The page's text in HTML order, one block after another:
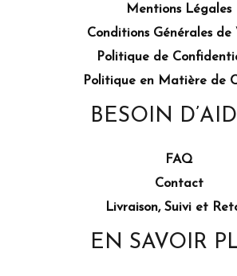
Mentions Légales
Conditions Générales de
Politique de
Politique en Matière de
BESOIN
FAQ
Contact
Livraison, Suivi et
EN SAVOIR